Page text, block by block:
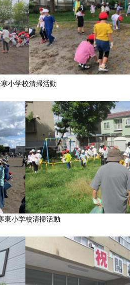
小学校清掃活動
東小学校清掃活動